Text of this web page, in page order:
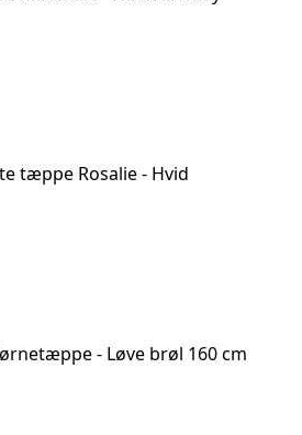
tæppe Rosalie - Hvid
- Løve brøl 160 cm